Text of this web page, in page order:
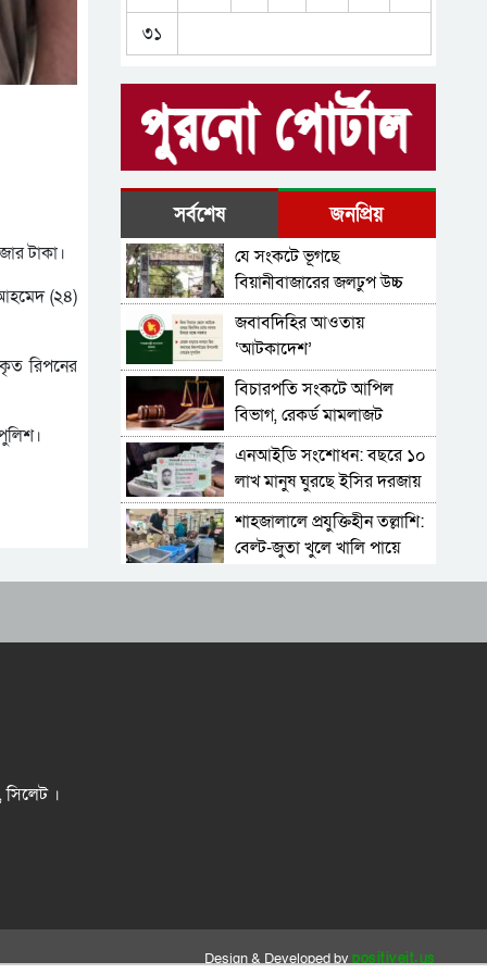
টাকা।
(২৪)
রিপনের
আব্দুল্লাহ হত্যা কাণ্ড, সিলেট
সিলেটে যে দুই ভাইরাস প্রাণ
নিল ৩ জনের
মোটরসাইকেল চালকদের জন্য
যে সতর্কতা জারি করল প্রশাসন
যশোর থেকে স্কুলছাত্রী নিয়ে
সিলেটে যুবক, অতঃপর যা
ঘটলো
৩১
সর্বশেষ জনপ্রিয়
যে সংকটে ভূগছে
বিয়ানীবাজারের জলঢুপ উচ্চ
বিদ্যালয়
জবাবদিহির আওতায়
‘আটকাদেশ’
বিচারপতি সংকটে আপিল
বিভাগ, রেকর্ড মামলাজট
এনআইডি সংশোধন: বছরে ১০
লাখ মানুষ ঘুরছে ইসির দরজায়
শাহজালালে প্রযুক্তিহীন তল্লাশি:
বেল্ট-জুতা খুলে খালি পায়ে
একের পর এক অনুষ্ঠানে
সহজ উপায় সংসদ সদস্য এবং
সিলেট ।
Design & Developed bypositiveit.us